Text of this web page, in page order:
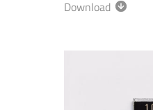
Download